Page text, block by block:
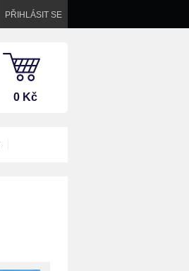
PŘIHLÁSIT SE
0 Kč